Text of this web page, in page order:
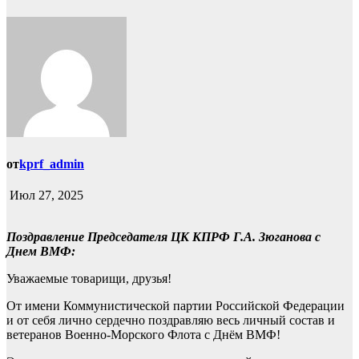
отkprf_admin
Июл 27, 2025
Поздравление Председателя ЦК КПРФ Г.А. Зюганова с
Днем ВМФ:
Уважаемые товарищи, друзья!
От имени Коммунистической партии Российской Федерации
и от себя лично сердечно поздравляю весь личный состав и
ветеранов Военно-Морского Флота с Днём ВМФ!